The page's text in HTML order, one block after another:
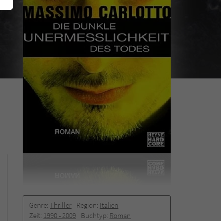
Genre: Thriller Region: Italien
Zeit: 1990 -­ 2009 Buchtyp: Roman